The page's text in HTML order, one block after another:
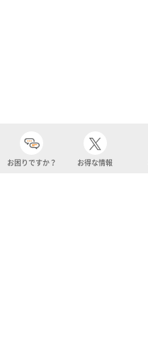
お困りですか？ お得な情報